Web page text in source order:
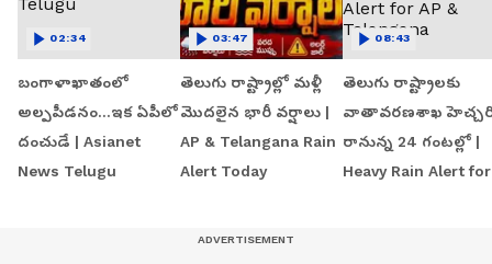
బంగాళాఖాతంలో
అల్పపీడనం...ఇక ఏపీలో
దంచుడే | Asianet
News Telugu
02:34
తెలుగు రాష్ట్రాల్లో మళ్లీ
మొదలైన భారీ వర్షాలు |
AP & Telangana Rain
Alert Today
03:47
తెలుగు రాష్ట్రాలకు
వాతావరణశాఖ
రానున్న 24 గంటల్లో |
Heavy Rain Alert for
08:43